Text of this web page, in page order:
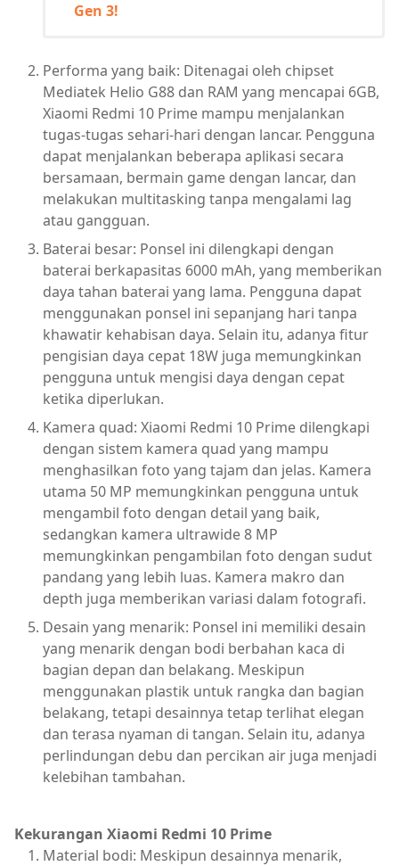
Gen 3!
Performa yang baik: Ditenagai oleh chipset
Mediatek Helio G88 dan RAM yang mencapai 6GB,
Xiaomi Redmi 10 Prime mampu menjalankan
tugas-tugas sehari-hari dengan lancar. Pengguna
dapat menjalankan beberapa aplikasi secara
bersamaan, bermain game dengan lancar, dan
melakukan multitasking tanpa mengalami lag
atau gangguan.
Baterai besar: Ponsel ini dilengkapi dengan
baterai berkapasitas 6000 mAh, yang memberikan
daya tahan baterai yang lama. Pengguna dapat
menggunakan ponsel ini sepanjang hari tanpa
khawatir kehabisan daya. Selain itu, adanya fitur
pengisian daya cepat 18W juga memungkinkan
pengguna untuk mengisi daya dengan cepat
ketika diperlukan.
Kamera quad: Xiaomi Redmi 10 Prime dilengkapi
dengan sistem kamera quad yang mampu
menghasilkan foto yang tajam dan jelas. Kamera
utama 50 MP memungkinkan pengguna untuk
mengambil foto dengan detail yang baik,
sedangkan kamera ultrawide 8 MP
memungkinkan pengambilan foto dengan sudut
pandang yang lebih luas. Kamera makro dan
depth juga memberikan variasi dalam fotografi.
Desain yang menarik: Ponsel ini memiliki desain
yang menarik dengan bodi berbahan kaca di
bagian depan dan belakang. Meskipun
menggunakan plastik untuk rangka dan bagian
belakang, tetapi desainnya tetap terlihat elegan
dan terasa nyaman di tangan. Selain itu, adanya
perlindungan debu dan percikan air juga menjadi
kelebihan tambahan.
Kekurangan Xiaomi Redmi 10 Prime
Material bodi: Meskipun desainnya menarik,